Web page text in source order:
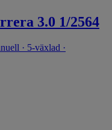
3.0 1/2564
· 5-växlad ·